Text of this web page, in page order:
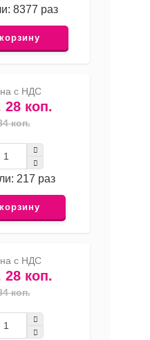
8377 раз
с НДС
28 коп.
коп.
217 раз
с НДС
28 коп.
коп.